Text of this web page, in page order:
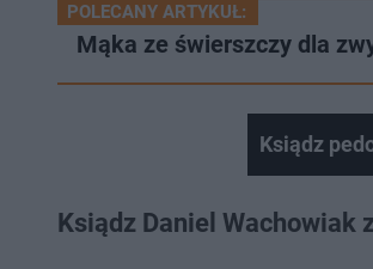
POLECANY ARTYKUŁ:
Mąka ze świerszczy dla
Ksiądz
Ksiądz Daniel Wachowiak